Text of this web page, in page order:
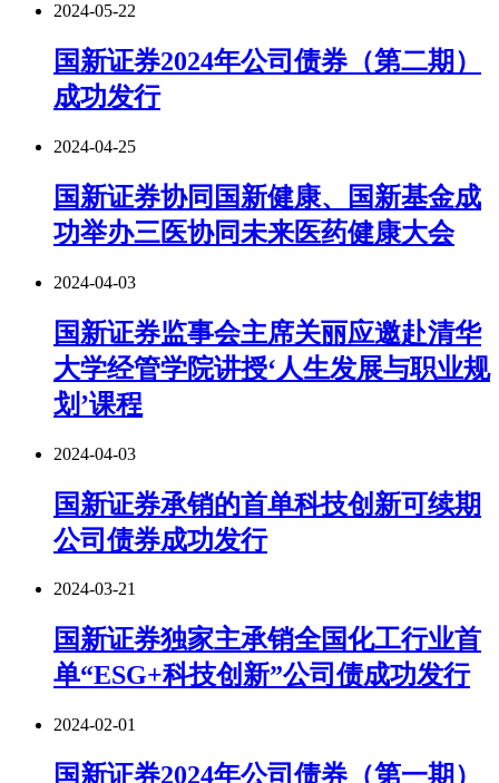
2024-05-22
国新证券2024年公司债券（第二期）
成功发行
2024-04-25
国新证券协同国新健康、国新基金成
功举办三医协同未来医药健康大会
2024-04-03
国新证券监事会主席关丽应邀赴清华
大学经管学院讲授‘人生发展与职业规
划’课程
2024-04-03
国新证券承销的首单科技创新可续期
公司债券成功发行
2024-03-21
国新证券独家主承销全国化工行业首
单“ESG+科技创新”公司债成功发行
2024-02-01
国新证券2024年公司债券（第一期）